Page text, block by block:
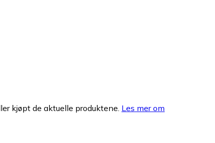
kjøpt de aktuelle produktene. Les mer om